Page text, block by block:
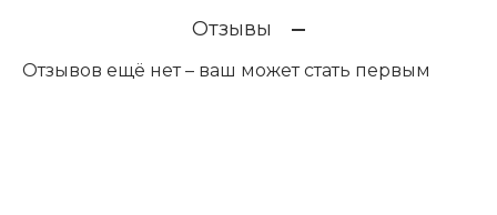
Отзывы
Отзывов ещё нет – ваш может стать первым